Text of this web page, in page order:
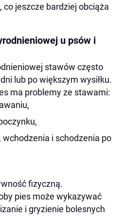
co jeszcze bardziej obciąża
u psów i
stawów często
lub po większym wysiłku.
ma problemy ze stawami:
wchodzenia i schodzenia po
fizyczną.
pies może wykazywać
i gryzienie bolesnych